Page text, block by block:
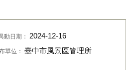
動日期： 2024-12-16
單位： 臺中市風景區管理所